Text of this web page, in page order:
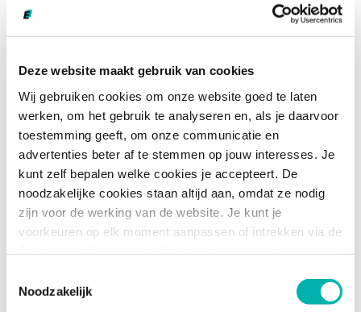
Deze website maakt gebruik van cookies
Wij gebruiken cookies om onze website goed te laten
werken, om het gebruik te analyseren en, als je daarvoor
toestemming geeft, om onze communicatie en
advertenties beter af te stemmen op jouw interesses. Je
kunt zelf bepalen welke cookies je accepteert. De
noodzakelijke cookies staan altijd aan, omdat ze nodig
zijn voor de werking van de website. Je kunt je
voorkeuren op elk moment aanpassen of intrekken via de
Noodzakelijk
Wet op het Primair Onderwijszijn
besteden aan het belichten van allerlei
verschillende geloofs- en levensovertuigingen.
Bronnen